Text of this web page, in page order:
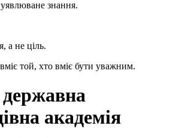
знання.
а не ціль.
той, хто вміє бути уважним.
академія